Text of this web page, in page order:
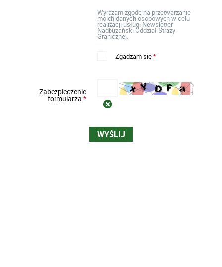
Wyrażam zgodę na przetwarzanie
moich danych osobowych w celu
realizacji usługi Newsletter
Nadbużański Oddział Straży
Granicznej.
Zgadzam się*
Zabezpieczenie
formularza*